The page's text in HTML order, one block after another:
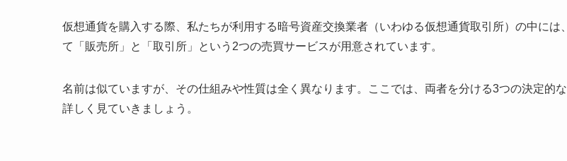
仮想通貨を購入する際、私たちが利用する暗号資産交換業者（いわゆる仮想通貨取引所）の中には
て「販売所」と「取引所」という2つの売買サービスが用意されています。
名前は似ていますが、その仕組みや性質は全く異なります。ここでは、両者を分ける3つの決定的
詳しく見ていきましょう。